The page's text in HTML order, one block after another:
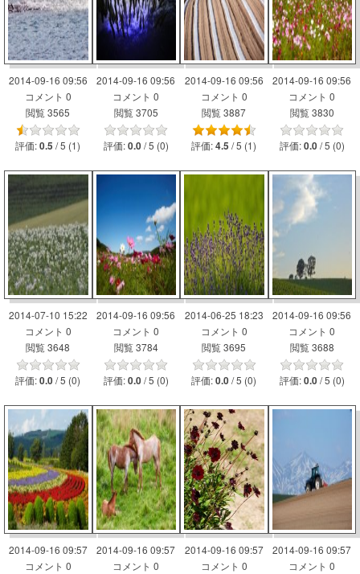
2014-09-16 09:56
コメント 0
閲覧 3565
評価:0.5 / 5 (1)
2014-09-16 09:56
コメント 0
閲覧 3705
評価:0.0 / 5 (0)
2014-09-16 09:56
コメント 0
閲覧 3887
評価:4.5 / 5 (1)
2014-09-16 09:56
コメント 0
閲覧 3830
評価:0.0 / 5 (0)
2014-07-10 15:22
コメント 0
閲覧 3648
評価:0.0 / 5 (0)
2014-09-16 09:56
コメント 0
閲覧 3784
評価:0.0 / 5 (0)
2014-06-25 18:23
コメント 0
閲覧 3695
評価:0.0 / 5 (0)
2014-09-16 09:56
コメント 0
閲覧 3688
評価:0.0 / 5 (0)
2014-09-16 09:57
コメント 0
2014-09-16 09:57
コメント 0
2014-09-16 09:57
コメント 0
2014-09-16 09:57
コメント 0